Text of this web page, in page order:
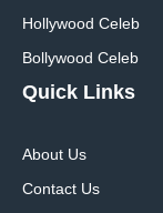
Hollywood Celeb
Bollywood Celeb
Quick Links
About Us
Contact Us